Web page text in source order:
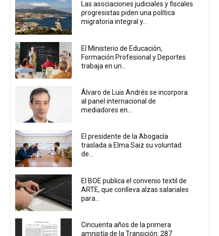
Las asociaciones judiciales y fiscales
progresistas piden una política
migratoria integral y...
El Ministerio de Educación,
Formación Profesional y Deportes
trabaja en un...
Álvaro de Luis Andrés se incorpora
al panel internacional de
mediadores en...
El presidente de la Abogacía
traslada a Elma Saiz su voluntad
de...
El BOE publica el convenio textil de
ARTE, que conlleva alzas salariales
para...
Cincuenta años de la primera
amnistía de la Transición: 287